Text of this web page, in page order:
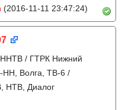
(2016-11-11 23:47:24)
/ ГТРК Нижний
НН, Волга, ТВ-6 /
НТВ, Диалог